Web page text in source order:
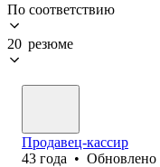
По соответствию
20 резюме
Продавец-кассир
43 года • Обновлено